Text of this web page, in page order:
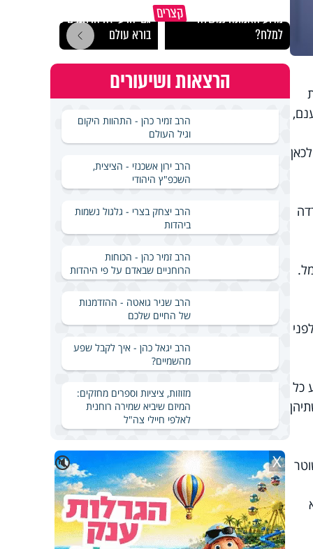
כל
קצרים
מדוע האמונה נמשלה
למלח?
גם ׳הרע׳ זה הרחמים של
בורא עולם
הרצאות ושיעורים
הרב זמיר כהן - התהוות היקום
וגיל העולם
הרב ירון אשכנזי - הציצית,
השכפ"ץ היהודי
הרב יצחק בצרי - גלגול נשמות
ביהדות
הרב זמיר כהן - הכוחות
הרוחניים שבאדם על פי היהדות
הרב שניר גואטה - ההזדמנות
של החיים שלכם
הרב יגאל כהן - איך לקבל שפע
מהשמיים?
מזוזות, ציציות וספרים מחזקים:
המיזם שיביא שמירה רוחנית
לאלפי חיילי צה"ל
🔇 X